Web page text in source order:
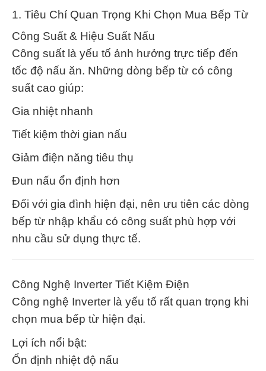
1. Tiêu Chí Quan Trọng Khi Chọn Mua Bếp Từ
Công Suất & Hiệu Suất Nấu
Công suất là yếu tố ảnh hưởng trực tiếp đến
tốc độ nấu ăn. Những dòng bếp từ có công
suất cao giúp:
Gia nhiệt nhanh
Tiết kiệm thời gian nấu
Giảm điện năng tiêu thụ
Đun nấu ổn định hơn
Đối với gia đình hiện đại, nên ưu tiên các dòng
bếp từ nhập khẩu có công suất phù hợp với
nhu cầu sử dụng thực tế.
Công Nghệ Inverter Tiết Kiệm Điện
Công nghệ Inverter là yếu tố rất quan trọng khi
chọn mua bếp từ hiện đại.
Lợi ích nổi bật:
Ổn định nhiệt độ nấu